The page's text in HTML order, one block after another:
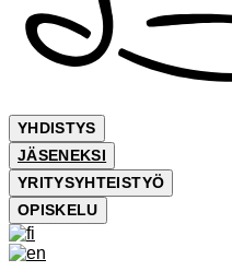
YHDISTYS
JÄSENEKSI
YRITYSYHTEISTYÖ
OPISKELU